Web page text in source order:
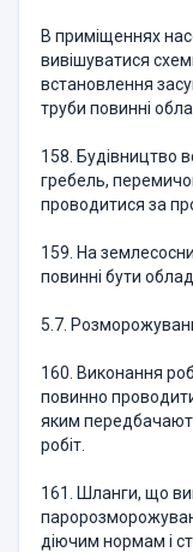
В приміщеннях
вивішуватися
встановлення
труби повинні
158. Будівництво
гребель,
проводитися за
159. На
повинні бути
5.7.
160. Виконання
повинно
яким
робіт.
161. Шланги, що
діючим нормам і